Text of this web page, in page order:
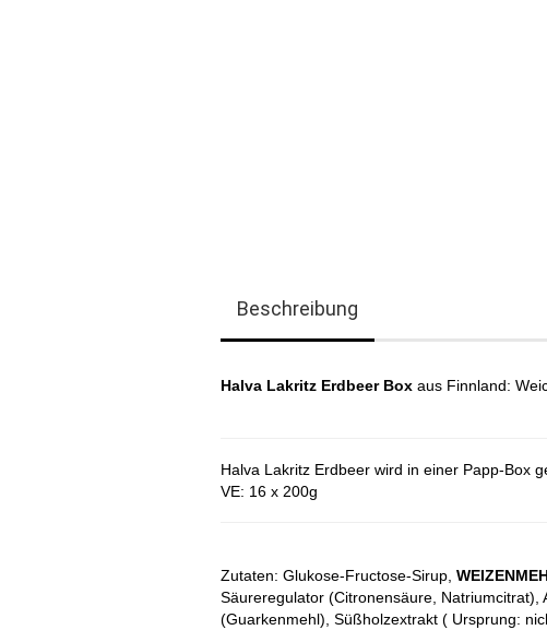
Beschreibung
Halva Lakritz Erdbeer Box aus Finnland:
Halva Lakritz Erdbeer wird in einer Papp-Box
VE: 16 x 200g
Zutaten: Glukose-Fructose-Sirup,
Säureregulator (Citronensäure,
(Guarkenmehl), Süßholzextrakt ( Ursprung: